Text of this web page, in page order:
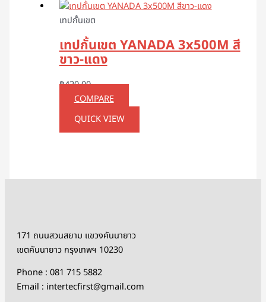
เทปกั้นเขต
เทปกั้นเขต YANADA 3x500M สี
ขาว-แดง
฿420.00
COMPARE
QUICK VIEW
171 ถนนสวนสยาม แขวงคันนายาว
เขตคันนายาว กรุงเทพฯ 10230
Phone : 081 715 5882
Email : intertecfirst@gmail.com